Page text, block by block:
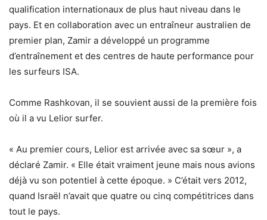
qualification internationaux de plus haut niveau dans le
pays. Et en collaboration avec un entraîneur australien de
premier plan, Zamir a développé un programme
d’entraînement et des centres de haute performance pour
les surfeurs ISA.
Comme Rashkovan, il se souvient aussi de la première fois
où il a vu Lelior surfer.
« Au premier cours, Lelior est arrivée avec sa sœur », a
déclaré Zamir. « Elle était vraiment jeune mais nous avions
déjà vu son potentiel à cette époque. » C’était vers 2012,
quand Israël n’avait que quatre ou cinq compétitrices dans
tout le pays.